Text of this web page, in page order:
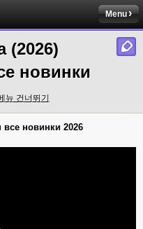
Menu
(2026)
новинки
뉴 건너뛰기
все новинки 2026